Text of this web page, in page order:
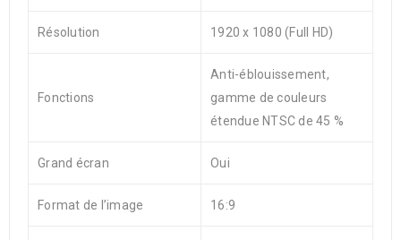
Résolution 1920 x 1080 (Full HD)
Fonctions
Anti-éblouissement,
gamme de couleurs
étendue NTSC de 45 %
Grand écran Oui
Format de l’image 16:9